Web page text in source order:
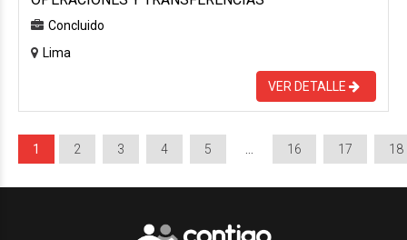
Concluido
Lima
VER DETALLE
1 2 3 4 5 16 17 18